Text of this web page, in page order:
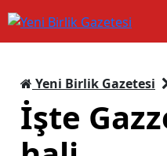
Yeni Birlik Gazetesi
İşte